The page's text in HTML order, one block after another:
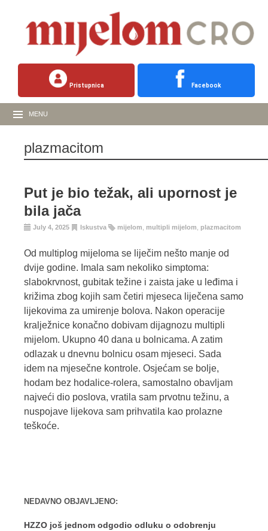
Pristupnica Facebook
MENU
plazmacitom
Put je bio težak, ali upornost je
bila jača
July 4, 2025 Iskustva mijelom multipli mijelom plazmacitom
Od multiplog mijeloma se liječim nešto manje od
dvije godine. Imala sam nekoliko simptoma:
slabokrvnost, gubitak težine i zaista jake u leđima i
križima zbog kojih sam četiri mjeseca liječena samo
lijekovima za umirenje bolova. Nakon operacije
kralježnice konačno dobivam dijagnozu multipli
mijelom. Ukupno 40 dana u bolnicama. A zatim
odlazak u dnevnu bolnicu osam mjeseci. Sada
idem na mjesečne kontrole. Osjećam se bolje,
hodam bez hodalice-rolera, samostalno obavljam
najveći dio poslova, vratila sam prvotnu težinu, a
nuspojave lijekova sam prihvatila kao prolazne
teškoće.
NEDAVNO OBJAVLJENO:
HZZO još jednom odgodio odluku o odobrenju